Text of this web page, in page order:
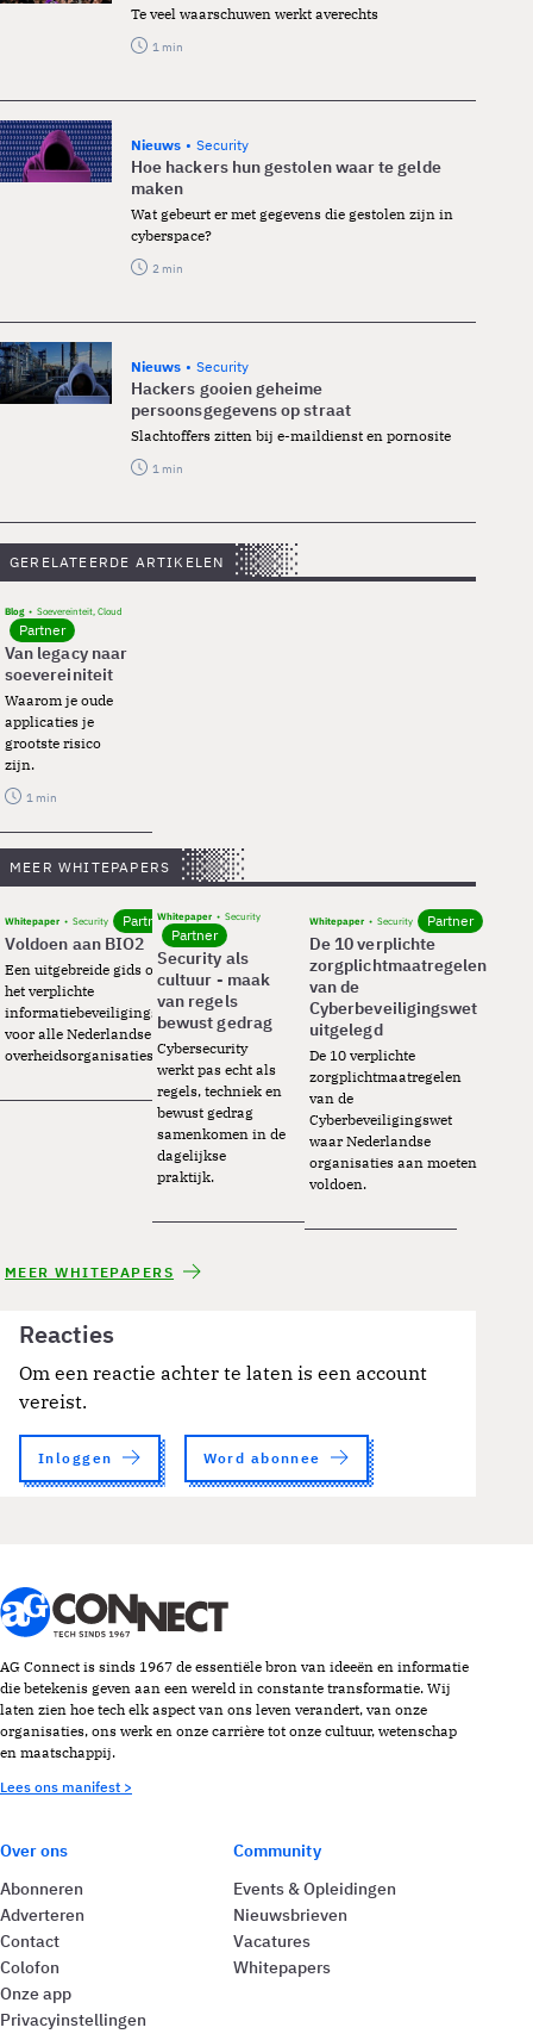
Te veel waarschuwen werkt averechts
1 min
Nieuws Security
Hoe hackers hun gestolen waar te gelde
maken
Wat gebeurt er met gegevens die gestolen zijn in
cyberspace?
2 min
Nieuws Security
Hackers gooien geheime
persoonsgegevens op straat
Slachtoffers zitten bij e-maildienst en pornosite
1 min
GERELATEERDE ARTIKELEN
Blog Soevereinteit, Cloud
Partner
Van legacy naar
soevereiniteit
Waarom je oude
applicaties je
grootste risico
zijn.
1 min
MEER WHITEPAPERS
Whitepaper Security Partner
Voldoen aan BIO2
Een uitgebreide gids over BIO2,
het verplichte
informatiebeveiligingsframework
voor alle Nederlandse
overheidsorganisaties.
Whitepaper Security
Partner
Security als
cultuur - maak
van regels
bewust gedrag
Cybersecurity
werkt pas echt als
regels, techniek en
bewust gedrag
samenkomen in de
dagelijkse
praktijk.
Whitepaper Security Partner
De 10 verplichte
zorgplichtmaatregelen
van de
Cyberbeveiligingswet
uitgelegd
De 10 verplichte
zorgplichtmaatregelen
van de
Cyberbeveiligingswet
waar Nederlandse
organisaties aan moeten
voldoen.
MEER WHITEPAPERS
Reacties
Om een reactie achter te laten is een account
vereist.
Inloggen Word abonnee
AG Connect is sinds 1967 de essentiële bron van ideeën en informatie
die betekenis geven aan een wereld in constante transformatie. Wij
laten zien hoe tech elk aspect van ons leven verandert, van onze
organisaties, ons werk en onze carrière tot onze cultuur, wetenschap
en maatschappij.
Lees ons manifest >
Over ons
Abonneren
Adverteren
Contact
Colofon
Onze app
Privacyinstellingen
Community
Events & Opleidingen
Nieuwsbrieven
Vacatures
Whitepapers